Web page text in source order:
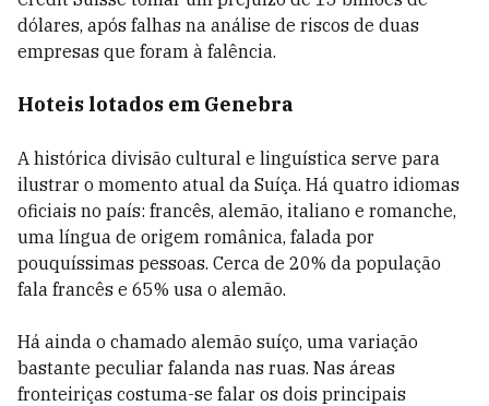
dólares, após falhas na análise de riscos de duas
empresas que foram à falência.
Hoteis lotados em Genebra
A histórica divisão cultural e linguística serve para
ilustrar o momento atual da Suíça. Há quatro idiomas
oficiais no país: francês, alemão, italiano e romanche,
uma língua de origem românica, falada por
pouquíssimas pessoas. Cerca de 20% da população
fala francês e 65% usa o alemão.
Há ainda o chamado alemão suíço, uma variação
bastante peculiar falanda nas ruas. Nas áreas
fronteiriças costuma-se falar os dois principais